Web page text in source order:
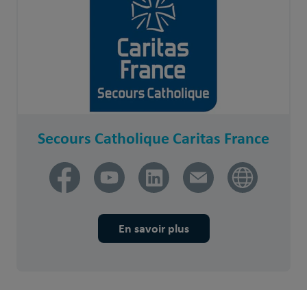
Secours Catholique Caritas France
En savoir plus